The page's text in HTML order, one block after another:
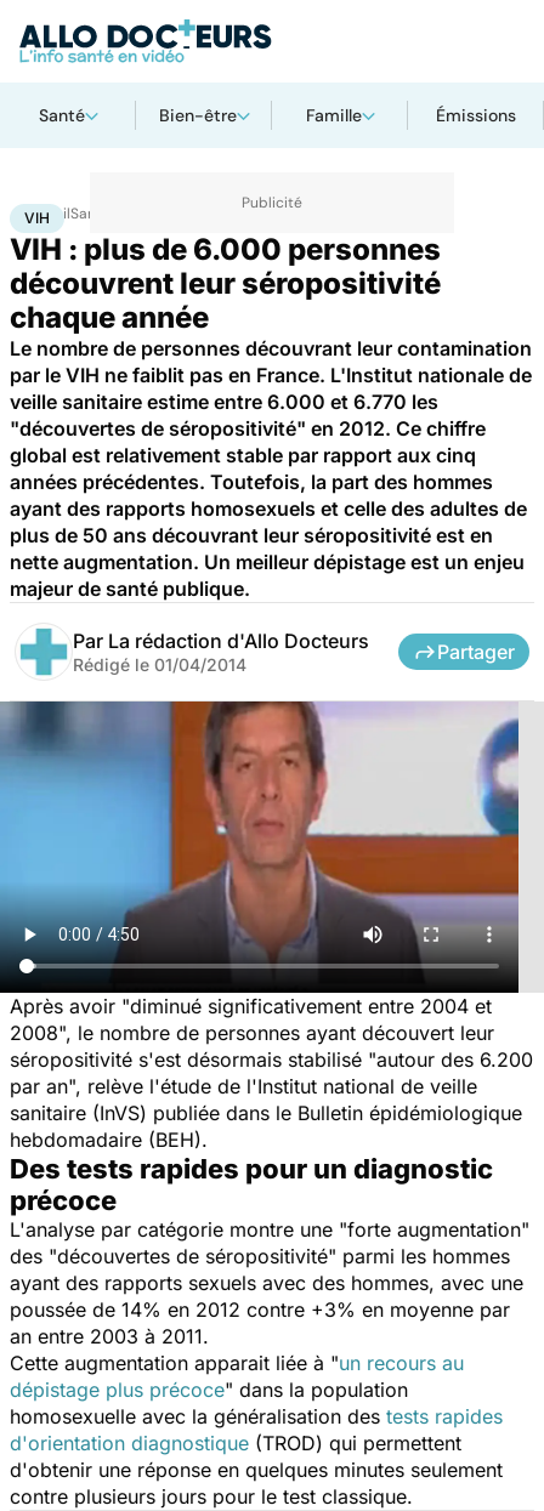
Santé Bien-être Famille Émissions
AccueilSanté
VIH
VIH : plus de 6.000 personnes
découvrent leur séropositivité
chaque année
Le nombre de personnes découvrant leur contamination
par le VIH ne faiblit pas en France. L'Institut nationale de
veille sanitaire estime entre 6.000 et 6.770 les
"découvertes de séropositivité" en 2012. Ce chiffre
global est relativement stable par rapport aux cinq
années précédentes. Toutefois, la part des hommes
ayant des rapports homosexuels et celle des adultes de
plus de 50 ans découvrant leur séropositivité est en
nette augmentation. Un meilleur dépistage est un enjeu
majeur de santé publique.
Par La rédaction d'Allo Docteurs
Rédigé le 01/04/2014
Partager
Après avoir "diminué significativement entre 2004 et
2008", le nombre de personnes ayant découvert leur
séropositivité s'est désormais stabilisé "autour des 6.200
par an", relève l'étude de l'Institut national de veille
sanitaire (InVS) publiée dans le Bulletin épidémiologique
hebdomadaire (BEH).
Des tests rapides pour un diagnostic
précoce
L'analyse par catégorie montre une "forte augmentation"
des "découvertes de séropositivité" parmi les hommes
ayant des rapports sexuels avec des hommes, avec une
poussée de 14% en 2012 contre +3% en moyenne par
an entre 2003 à 2011.
Cette augmentation apparait liée à "un recours au
dépistage plus précoce" dans la population
homosexuelle avec la généralisation des tests rapides
d'orientation diagnostique (TROD) qui permettent
d'obtenir une réponse en quelques minutes seulement
contre plusieurs jours pour le test classique.